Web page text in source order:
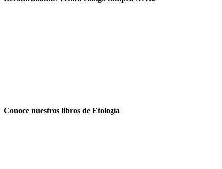
Conoce nuestros libros de Etología